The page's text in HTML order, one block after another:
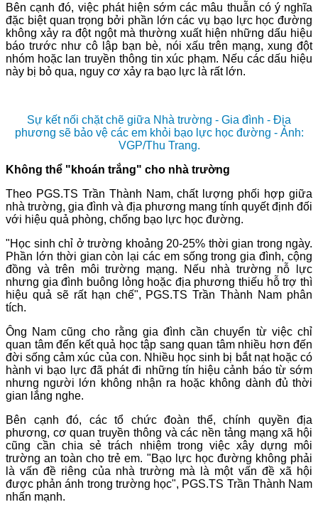
Bên cạnh đó, việc phát hiện sớm các mâu thuẫn có ý nghĩa
đặc biệt quan trọng bởi phần lớn các vụ bạo lực học đường
không xảy ra đột ngột mà thường xuất hiện những dấu hiệu
báo trước như cô lập bạn bè, nói xấu trên mạng, xung đột
nhóm hoặc lan truyền thông tin xúc phạm. Nếu các dấu hiệu
này bị bỏ qua, nguy cơ xảy ra bạo lực là rất lớn.
Sự kết nối chặt chẽ giữa Nhà trường - Gia đình - Địa
phương sẽ bảo vệ các em khỏi bạo lực học đường - Ảnh:
VGP/Thu Trang.
Không thể "khoán trắng" cho nhà trường
Theo PGS.TS Trần Thành Nam, chất lượng phối hợp giữa
nhà trường, gia đình và địa phương mang tính quyết định đối
với hiệu quả phòng, chống bạo lực học đường.
"Học sinh chỉ ở trường khoảng 20-25% thời gian trong ngày.
Phần lớn thời gian còn lại các em sống trong gia đình, cộng
đồng và trên môi trường mạng. Nếu nhà trường nỗ lực
nhưng gia đình buông lỏng hoặc địa phương thiếu hỗ trợ thì
hiệu quả sẽ rất hạn chế", PGS.TS Trần Thành Nam phân
tích.
Ông Nam cũng cho rằng gia đình cần chuyển từ việc chỉ
quan tâm đến kết quả học tập sang quan tâm nhiều hơn đến
đời sống cảm xúc của con. Nhiều học sinh bị bắt nạt hoặc có
hành vi bạo lực đã phát đi những tín hiệu cảnh báo từ sớm
nhưng người lớn không nhận ra hoặc không dành đủ thời
gian lắng nghe.
Bên cạnh đó, các tổ chức đoàn thể, chính quyền địa
phương, cơ quan truyền thông và các nền tảng mạng xã hội
cũng cần chia sẻ trách nhiệm trong việc xây dựng môi
trường an toàn cho trẻ em. "Bạo lực học đường không phải
là vấn đề riêng của nhà trường mà là một vấn đề xã hội
được phản ánh trong trường học", PGS.TS Trần Thành Nam
nhấn mạnh.